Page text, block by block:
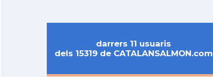
darrers 11 usuaris
dels 15319 de CATALANSALMON.com